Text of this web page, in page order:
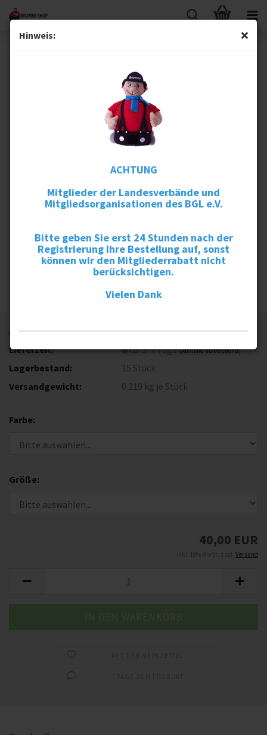
Hinweis:
ACHTUNG
Mitglieder der Landesverbände und
Mitgliedsorganisationen des BGL e.V.
Bitte geben Sie erst 24 Stunden nach der
Registrierung Ihre Bestellung auf, sonst
können wir den Mitgliederrabatt nicht
berücksichtigen.
Vielen Dank
TRIGEMA Poloshirt Damen Brummhilde
Art.Nr.:
TRI-Polo-BRM
Lieferzeit:
ca. 3-4 Tage(Ausland abweichend)
Lagerbestand: 15 Stück
Versandgewicht:
0.219 kg je Stück
Farbe:
Größe:
40,00 EUR
Versand